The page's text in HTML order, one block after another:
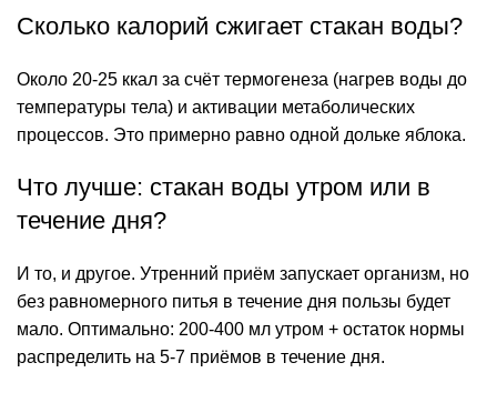
Сколько калорий сжигает стакан воды?
Около 20-25 ккал за счёт термогенеза (нагрев воды до
температуры тела) и активации метаболических
процессов. Это примерно равно одной дольке яблока.
Что лучше: стакан воды утром или в
течение дня?
И то, и другое. Утренний приём запускает организм, но
без равномерного питья в течение дня пользы будет
мало. Оптимально: 200-400 мл утром + остаток нормы
распределить на 5-7 приёмов в течение дня.